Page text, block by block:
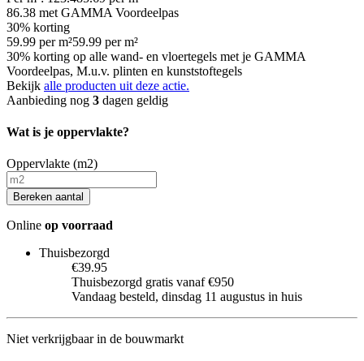
86.38 met GAMMA Voordeelpas
30% korting
59.99 per m²59.99 per m²
30% korting op alle wand- en vloertegels met je GAMMA
Voordeelpas, M.u.v. plinten en kunststoftegels
Bekijk alle producten uit deze actie.
Aanbieding nog 3 dagen geldig
Wat is je oppervlakte?
Oppervlakte (m2)
Bereken aantal
Online op voorraad
Thuisbezorgd
€39.95
Thuisbezorgd gratis vanaf €950
Vandaag besteld, dinsdag 11 augustus in huis
Niet verkrijgbaar in de bouwmarkt